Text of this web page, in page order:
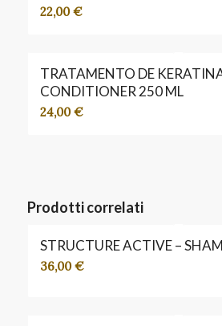
22,00€
TRATAMENTO DE
CONDITIONER 250 ML
24,00€
Prodotti correlati
STRUCTURE ACTIVE –
36,00€